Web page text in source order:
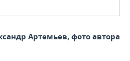
Артемьев, фото автора